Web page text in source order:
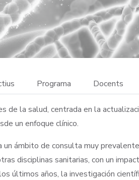
Programa Docents
de la salud, centrada en la
un enfoque clínico.
ámbito de consulta muy
disciplinas sanitarias, con un
últimos años, la investigación